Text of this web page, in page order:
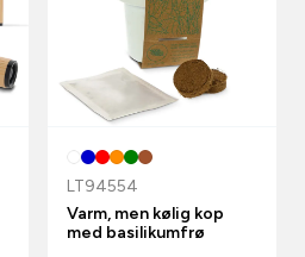
LT94554
Varm, men kølig kop
med basilikumfrø